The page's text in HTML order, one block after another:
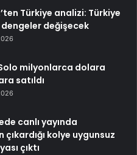
Türkiye analizi: Türkiye
değişecek
milyonlarca dolara
satıldı
canlı yayında
kolye uygunsuz
çıktı